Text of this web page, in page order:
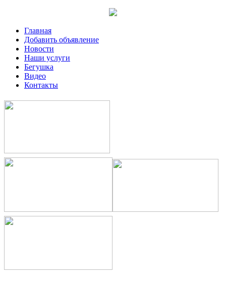
Главная
Добавить объявление
Новости
Наши услуги
Бегушка
Видео
Контакты